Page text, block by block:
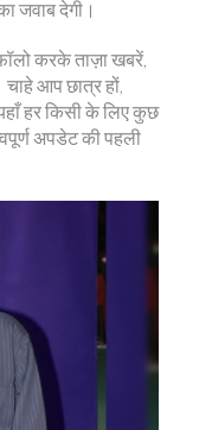
जवाब देगी।
करके ताज़ा खबरें,
चाहे आप छात्र हों,
हर किसी के लिए कुछ
अपडेट की पहली